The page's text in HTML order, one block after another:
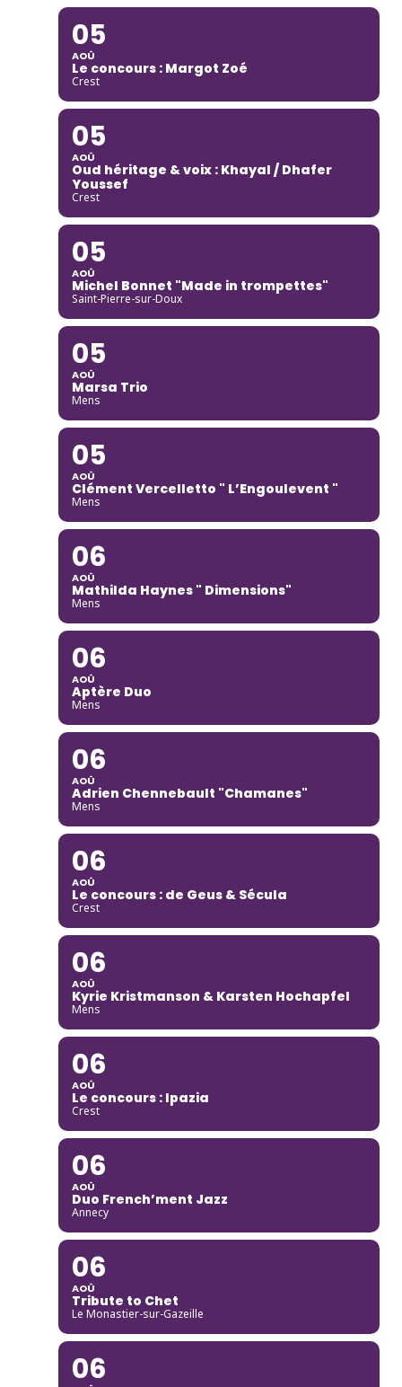
05
AOÛ
Le concours : Margot Zoé
Crest
05
AOÛ
Oud héritage & voix : Khayal / Dhafer
Youssef
Crest
05
AOÛ
Michel Bonnet "Made in trompettes"
Saint-Pierre-sur-Doux
05
AOÛ
Marsa Trio
Mens
05
AOÛ
Clément Vercelletto " L’Engoulevent "
Mens
06
AOÛ
Mathilda Haynes " Dimensions"
Mens
06
AOÛ
Aptère Duo
Mens
06
AOÛ
Adrien Chennebault "Chamanes"
Mens
06
AOÛ
Le concours : de Geus & Sécula
Crest
06
AOÛ
Kyrie Kristmanson & Karsten Hochapfel
Mens
06
AOÛ
Le concours : Ipazia
Crest
06
AOÛ
Duo French’ment Jazz
Annecy
06
AOÛ
Tribute to Chet
Le Monastier-sur-Gazeille
06